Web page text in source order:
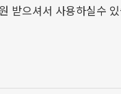
받으셔서 사용하실수